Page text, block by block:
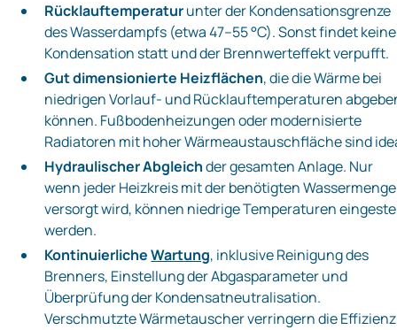
Rücklauftemperaturunter der Kondensationsgrenze
des Wasserdampfs (etwa 47–55 °C). Sonst findet keine
Kondensation statt und der Brennwerteffekt verpufft.
Gut dimensionierte Heizflächen, die die Wärme bei
niedrigen Vorlauf- und Rücklauftemperaturen
können. Fußbodenheizungen oder modernisierte
Radiatoren mit hoher Wärmeaustauschfläche sind
Hydraulischer Abgleichder gesamten Anlage. Nur
wenn jeder Heizkreis mit der benötigten Wassermenge
versorgt wird, können niedrige Temperaturen
werden.
KontinuierlicheWartung, inklusive Reinigung des
Brenners, Einstellung der Abgasparameter und
Überprüfung der Kondensatneutralisation.
Verschmutzte Wärmetauscher verringern die